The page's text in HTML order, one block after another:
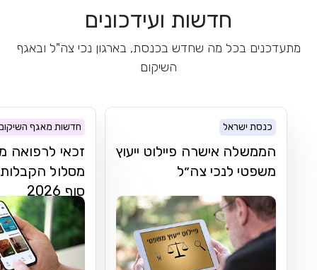
חדשות ועידכונים
מתעדכנים בכל מה שחדש בכנסת, בארגון נכי צה"ל ובאגף
השיקום
כנסת ישראל
הממשלה אישרה פיילוט ייעוץ
משפטי לנכי צה״ל
חדשות מאגף
זכאי לרפואה
מסלול
סוף 2026